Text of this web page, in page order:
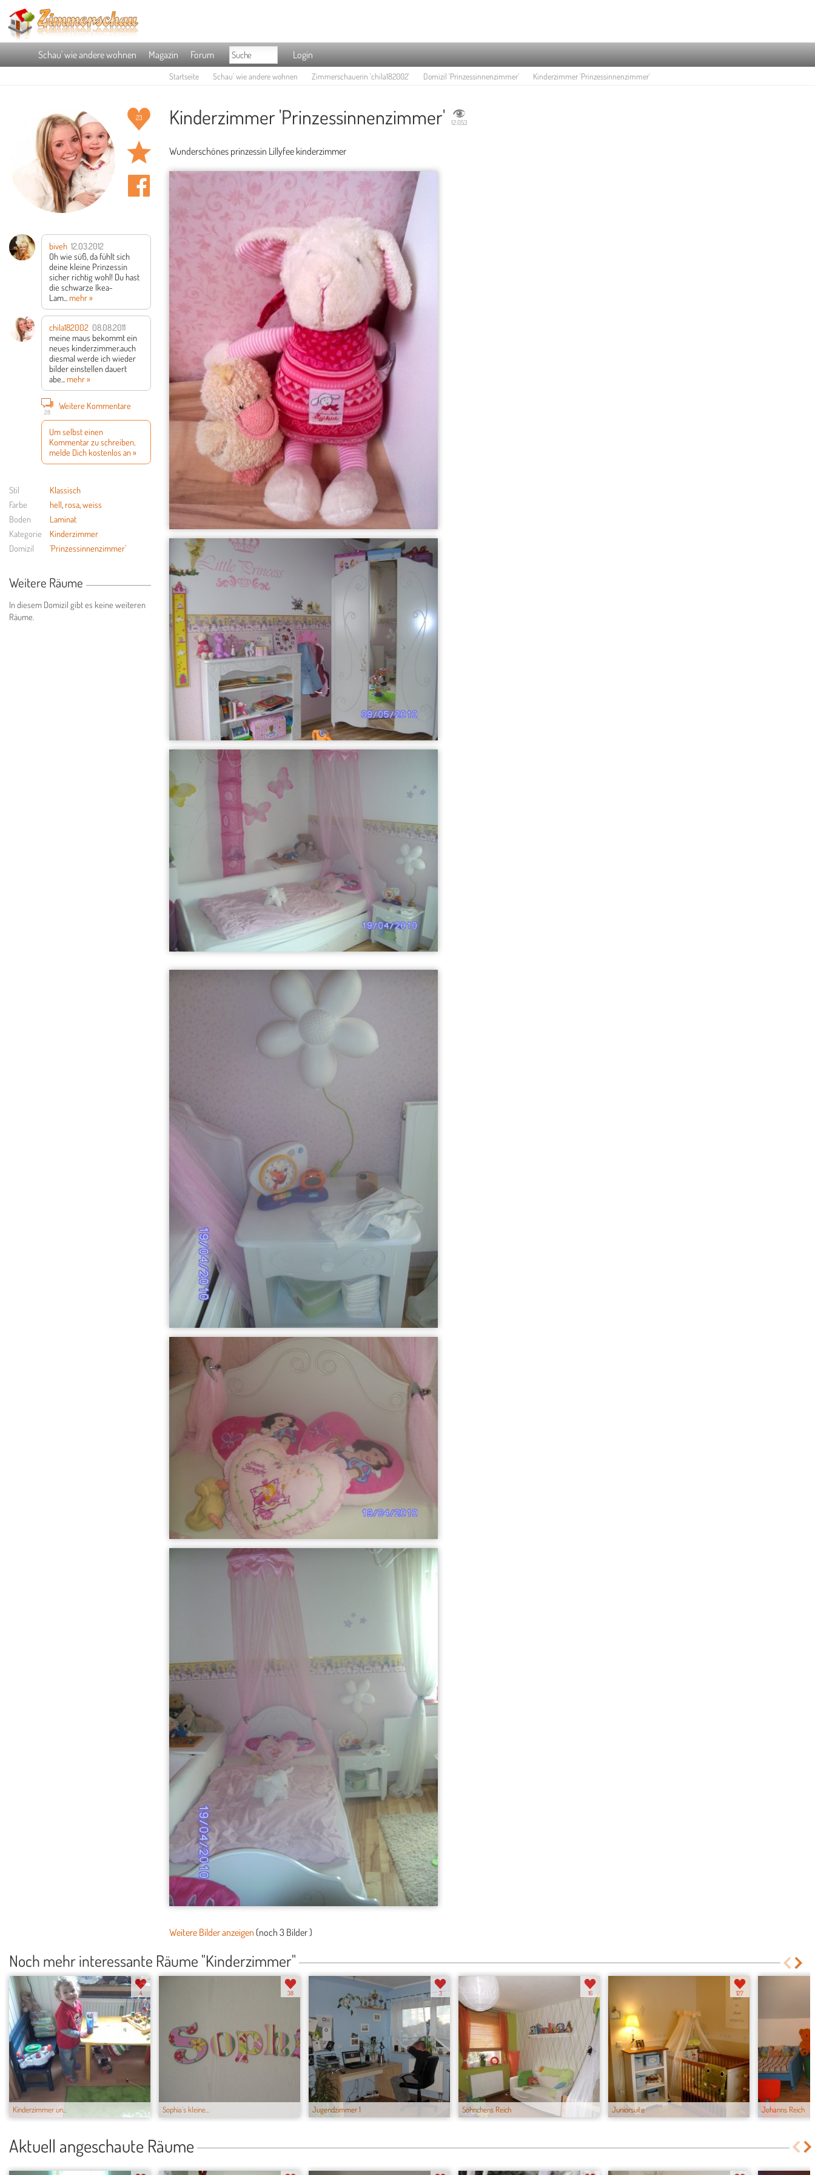
Schau' wie andere wohnen Magazin Forum Login
Startseite Schau' wie andere wohnen Zimmerschauerin 'chila182002' Domizil 'Prinzessinnenzimmer' Kinderzimmer 'Prinzessinnenzimmer'
23
biveh 12.03.2012
Oh wie süß, da fühlt sich
deine kleine Prinzessin
sicher richtig wohl! Du hast
die schwarze Ikea-
Lam...mehr »
chila182002 08.08.2011
meine maus bekommt ein
neues kinderzimmer.auch
diesmal werde ich wieder
bilder einstellen dauert
abe...mehr »
28
Weitere Kommentare
Um selbst einen
Kommentar zu schreiben,
melde Dich kostenlos an »
Stil
Klassisch
Farbe
hell,rosa,weiss
Boden
Laminat
Kategorie
Kinderzimmer
Domizil
'Prinzessinnenzimmer'
Weitere Räume
In diesem Domizil gibt es keine weiteren
Räume.
Kinderzimmer 'Prinzessinnenzimmer' 12.053
Wunderschönes prinzessin Lillyfee kinderzimmer
Weitere Bilder anzeigen (noch 3 Bilder)
Noch mehr interessante Räume "Kinderzimmer"
Kinderzimmer un...
4
Sophia´s kleine...
38
Jugendzimmer 1
3
Söhnchens Reich
16
Juniorsuite
127
Johanns Reich
Aktuell angeschaute Räume